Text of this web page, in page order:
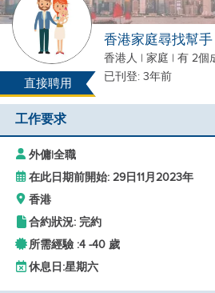
直接聘用
香港家庭尋找幫手
香港人 | 家庭 | 有 2個
已刊登: 3年前
工作要求
外傭|全職
在此日期前開始: 29日11月2023年
香港
合約狀況: 完約
所需經驗 :4 -40 歲
休息日:星期六